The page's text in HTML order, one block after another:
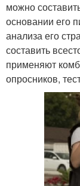
можно
основании его
анализа его
составить
применяют
опросников,